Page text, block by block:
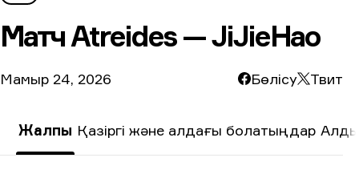
МатчAtreides — JiJieHao
Мамыр 24, 2026 Бөлісу Твит
Жалпы Қазіргі және алдағы болатыңдар